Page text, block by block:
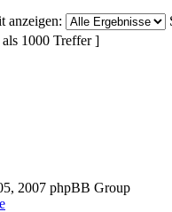
anzeigen:
1000 Treffer ]
2007 phpBB Group